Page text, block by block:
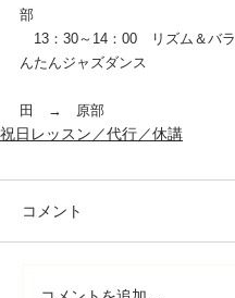
部
13：30～14：00　リズム＆バ
んたんジャズダンス
田　→　原部
祝日レッスン／代行／休講
コメント